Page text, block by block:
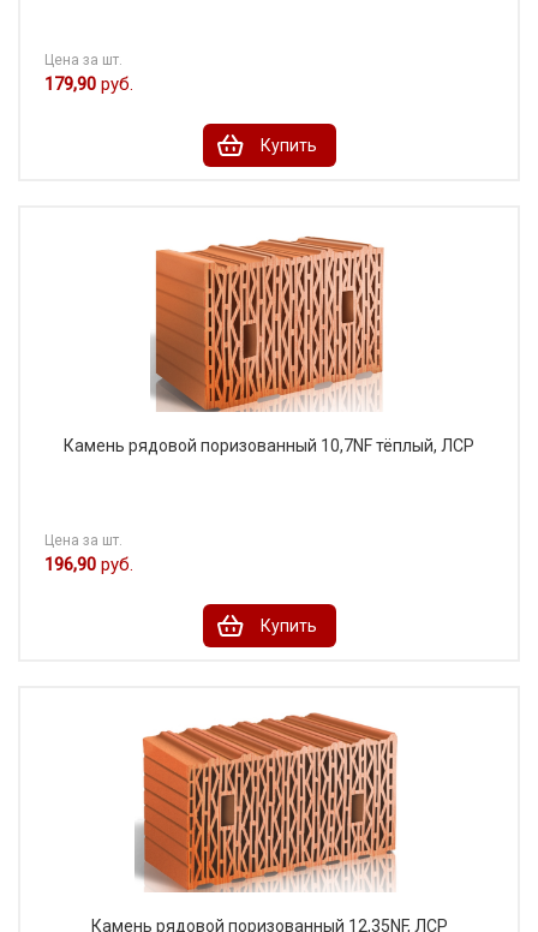
Цена за шт.
179,90 руб.
Купить
Камень рядовой поризованный 10,7NF тёплый, ЛСР
Цена за шт.
196,90 руб.
Купить
Камень рядовой поризованный 12,35NF, ЛСР